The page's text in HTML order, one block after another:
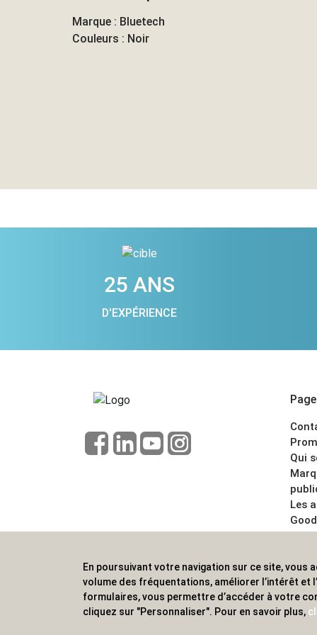
Marque : Bluetech
Couleurs : Noir
25 ANS
D'EXPÉRIENCE
Qui
Les
CGV
ALVS, fournisseur d'objets publicitaires,
En poursuivant votre navigation sur ce site,
volume des fréquentations, améliorer l’intérêt et
formulaires, vous permettre d’accéder à votre
cliquez sur "Personnaliser". Pour en savoir plus,